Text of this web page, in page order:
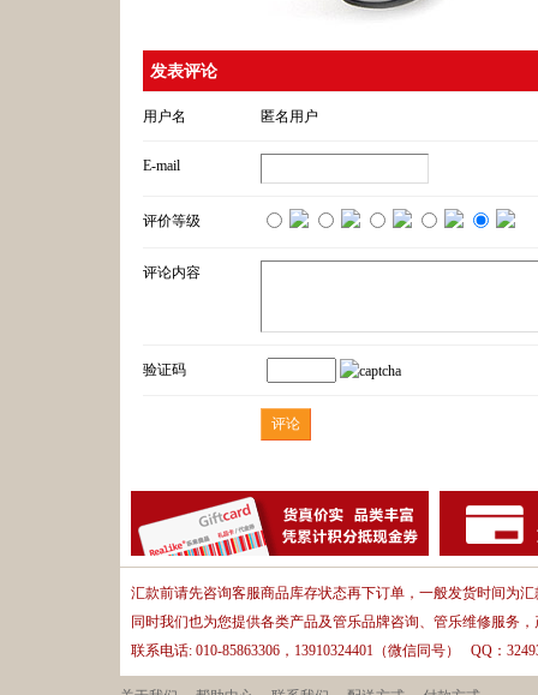
发表评论
用户名 匿名用户
E-mail
评价等级
评论内容
验证码
汇款前请先咨询客服商品库存状态再下订单，一般发货时间为汇
同时我们也为您提供各类产品及管乐品牌咨询、管乐维修服务
联系电话: 010-85863306，13910324401（微信同号） QQ：